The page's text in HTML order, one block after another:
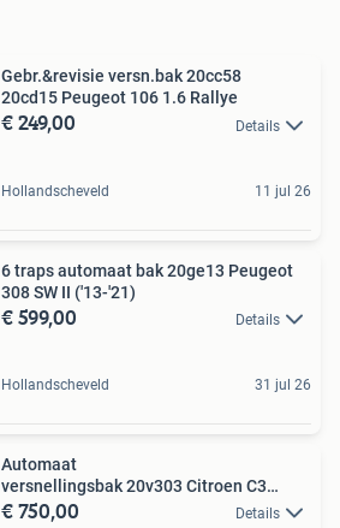
Gebr.&revisie versn.bak 20cc58
20cd15 Peugeot 106 1.6 Rallye
€ 249,00 Details
Hollandscheveld 11 jul 26
6 traps automaat bak 20ge13 Peugeot
308 SW II ('13-'21)
€ 599,00 Details
Hollandscheveld 31 jul 26
Automaat
versnellingsbak 20v303 Citroen C3
Aircross('09-'17)
€ 750,00 Details